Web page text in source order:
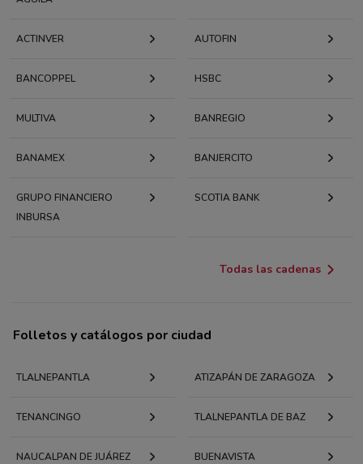
ACTINVER AUTOFIN
BANCOPPEL HSBC
MULTIVA BANREGIO
BANAMEX BANJERCITO
GRUPO FINANCIERO
INBURSA
SCOTIA BANK
Todas las cadenas
Folletos y catálogos por ciudad
TLALNEPANTLA ATIZAPÁN DE ZARAGOZA
TENANCINGO TLALNEPANTLA DE BAZ
NAUCALPAN DE JUÁREZ BUENAVISTA